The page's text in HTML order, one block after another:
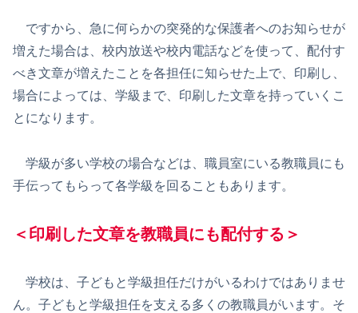
ですから、急に何らかの突発的な保護者へのお知らせが
増えた場合は、校内放送や校内電話などを使って、配付す
べき文章が増えたことを各担任に知らせた上で、印刷し、
場合によっては、学級まで、印刷した文章を持っていくこ
とになります。
学級が多い学校の場合などは、職員室にいる教職員にも
手伝ってもらって各学級を回ることもあります。
＜印刷した文章を教職員にも配付する＞
学校は、子どもと学級担任だけがいるわけではありませ
ん。子どもと学級担任を支える多くの教職員がいます。そ